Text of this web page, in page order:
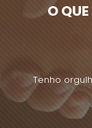
O
Tenho